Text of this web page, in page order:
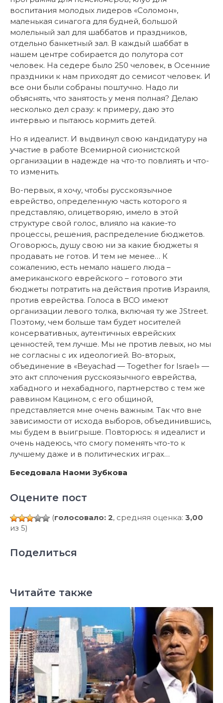
воспитания молодых лидеров «Соломон»,
маленькая синагога для будней, большой
молельный зал для шаббатов и праздников,
отдельно банкетный зал. В каждый шаббат в
нашем центре собирается до полутора сот
человек. На седере было 250 человек, в Осенние
праздники к нам приходят до семисот человек. И
все они были собраны поштучно. Надо ли
объяснять, что занятость у меня полная? Делаю
несколько дел сразу: к примеру, даю это
интервью и пытаюсь кормить детей.
Но я идеалист. И выдвинул свою кандидатуру на
участие в работе Всемирной сионистской
организации в надежде на что-то повлиять и что-
то изменить.
Во-первых, я хочу, чтобы русскоязычное
еврейство, определенную часть которого я
представляю, олицетворяю, имело в этой
структуре свой голос, влияло на какие-то
процессы, решения, распределение бюджетов.
Оговорюсь, душу свою ни за какие бюджеты я
продавать не готов. И тем не менее… К
сожалению, есть немало нашего люда –
американского еврейского – готового эти
бюджеты потратить на действия против Израиля,
против еврейства. Голоса в ВСО имеют
организации левого толка, включая ту же JStreet.
Поэтому, чем больше там будет носителей
консервативных, аутентичных еврейских
ценностей, тем лучше. Мы не против левых, но мы
не согласны с их идеологией. Во-вторых,
объединение в «Beyachad — Together for Israel» —
это акт сплочения русскоязычного еврейства,
хабадного и нехабадного, партнерство с тем же
раввином Кацином, с его общиной,
представляется мне очень важным. Так что вне
зависимости от исхода выборов, объединившись,
мы будем в выигрыше. Повторюсь: я идеалист и
очень надеюсь, что смогу поменять что-то к
лучшему даже и в политических играх…
Беседовала Наоми Зубкова
Оцените пост
(голосовало: 2, средняя оценка: 3,00
из 5)
Поделиться
Читайте также